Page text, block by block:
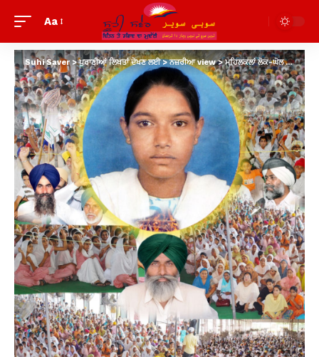
Aa
Suhi Saver>ਪੁਰਾਣੀਆਂ ਲਿਖਤਾਂ ਦੇਖਣ ਲਈ>ਨਜ਼ਰੀਆ view>ਮਹਿਲਕਲਾਂ ਲੋਕ-ਘੋਲ ਦੇ ਸੰਗਰਾਮੀ ਇਤਿਹਾਸ ਦੇ ਕੀਮਤੀ ਸਬਕਾਂ ਨੂੰ ਗ੍ਰਹਿਣ ਕਰੋ